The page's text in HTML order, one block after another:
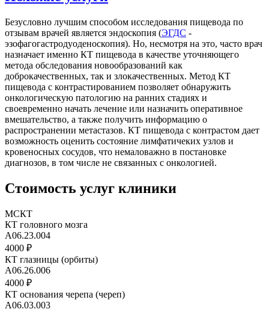
Безусловно лучшим способом исследования пищевода по
отзывам врачей является эндоскопия (ЭГДС -
эзофагогастродуоденоскопия). Но, несмотря на это, часто врач
назначает именно КТ пищевода в качестве уточняющего
метода обследования новообразований как
доброкачественных, так и злокачественных. Метод КТ
пищевода с контрастированием позволяет обнаружить
онкологическую патологию на ранних стадиях и
своевременно начать лечение или назначить оперативное
вмешательство, а также получить информацию о
распространении метастазов. КТ пищевода с контрастом дает
возможность оценить состояние лимфатичеких узлов и
кровеносных сосудов, что немаловажно в постановке
диагнозов, в том числе не связанных с онкологией.
Стоимость услуг клиники
МСКТ
КТ головного мозга
А06.23.004
4000 ₽
КТ глазницы (орбиты)
А06.26.006
4000 ₽
КТ основания черепа (череп)
А06.03.003